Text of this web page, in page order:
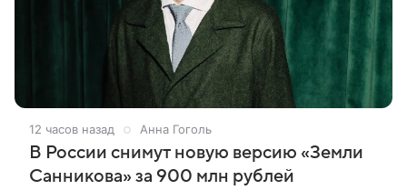
12 часов назад Анна Гоголь
В России снимут новую версию «Земли
Санникова» за 900 млн рублей